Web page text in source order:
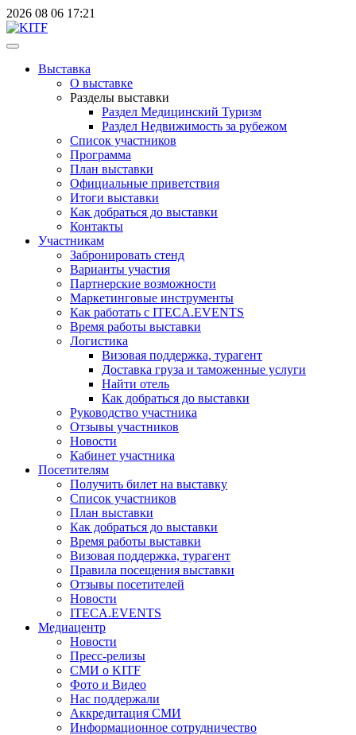
2026 08 06 17:21
Выставка
О выставке
Разделы выставки
Раздел Медицинский Туризм
Раздел Недвижимость за рубежом
Список участников
Программа
План выставки
Официальные приветствия
Итоги выставки
Как добраться до выставки
Контакты
Участникам
Забронировать стенд
Варианты участия
Партнерские возможности
Маркетинговые инструменты
Как работать с ITECA.EVENTS
Время работы выставки
Логистика
Визовая поддержка, турагент
Доставка груза и таможенные услуги
Найти отель
Как добраться до выставки
Руководство участника
Отзывы участников
Новости
Кабинет участника
Посетителям
Получить билет на выставку
Список участников
План выставки
Как добраться до выставки
Время работы выставки
Визовая поддержка, турагент
Правила посещения выставки
Отзывы посетителей
Новости
ITECA.EVENTS
Медиацентр
Новости
Пресс-релизы
СМИ о KITF
Фото и Видео
Нас поддержали
Аккредитация СМИ
Информационное сотрудничество